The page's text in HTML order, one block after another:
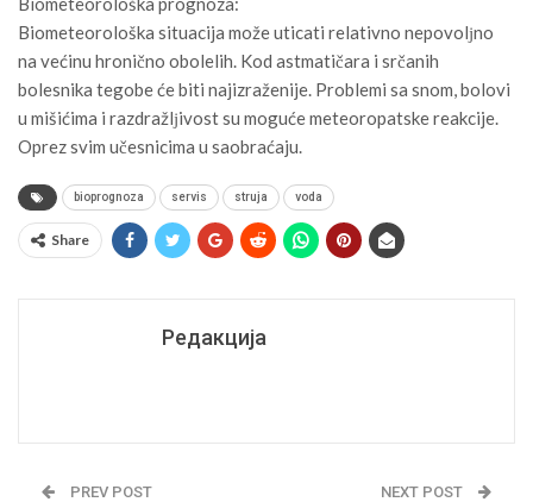
Biometeorološka situacija može uticati relativno nepovolјno
na većinu hronično obolelih. Kod astmatičara i srčanih
bolesnika tegobe će biti najizraženije. Problemi sa snom, bolovi
u mišićima i razdražlјivost su moguće meteoropatske reakcije.
Oprez svim učesnicima u saobraćaju.
bioprognoza servis struja voda
Share
Редакција
PREV POST NEXT POST